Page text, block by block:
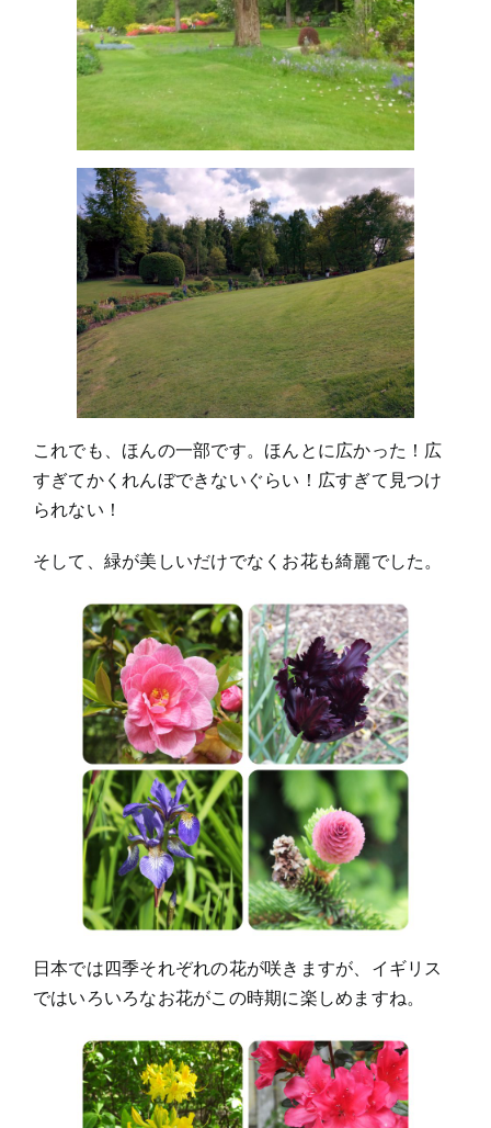
これでも、ほんの一部です。ほんとに広かった！広
すぎてかくれんぼできないぐらい！広すぎて見つけ
られない！
そして、緑が美しいだけでなくお花も綺麗でした。
日本では四季それぞれの花が咲きますが、イギリス
ではいろいろなお花がこの時期に楽しめますね。